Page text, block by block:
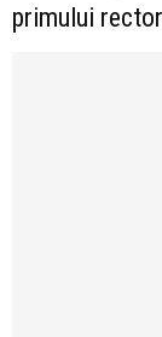
primului